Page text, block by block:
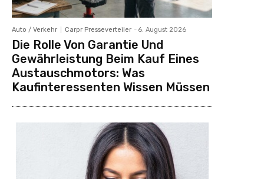
Auto / Verkehr Carpr Presseverteiler - 6. August 2026
Die Rolle Von Garantie Und
Gewährleistung Beim Kauf Eines
Austauschmotors: Was
Kaufinteressenten Wissen Müssen